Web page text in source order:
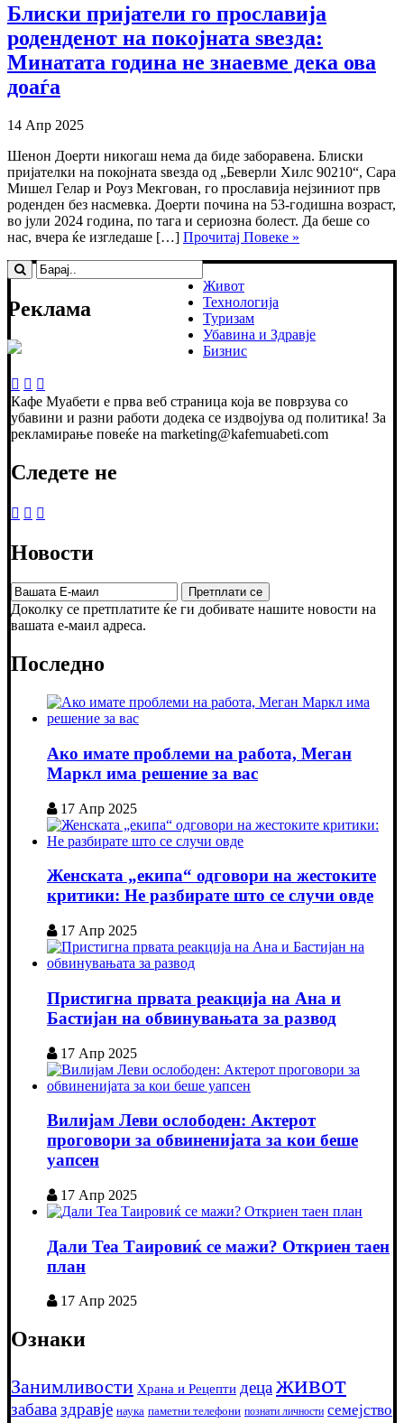
Блиски пријатели го прославија
роденденот на покојната ѕвезда:
Минатата година не знаевме дека ова
доаѓа
14 Апр 2025
Шенон Доерти никогаш нема да биде заборавена. Блиски
пријателки на покојната ѕвезда од „Беверли Хилс 90210“, Сара
Мишел Гелар и Роуз Мекгован, го прославија нејзиниот прв
роденден без насмевка. Доерти почина на 53-годишна возраст,
во јули 2024 година, по тага и сериозна болест. Да беше со
нас, вчера ќе изгледаше […] Прочитај Повеке »
Реклама
Живот
Технологија
Туризам
Убавина и Здравје
Бизнис
Кафе Муабети е прва веб страница која ве поврзува со
убавини и разни работи додека се издвојува од политика! За
рекламирање повеќе на marketing@kafemuabeti.com
Следете не
Новости
Доколку се претплатите ќе ги добивате нашите новости на
вашата е-маил адреса.
Последно
Ако имате проблеми на работа, Меган
Маркл има решение за вас
17 Апр 2025
Женската „екипа“ одговори на жестоките
критики: Не разбирате што се случи овде
17 Апр 2025
Пристигна првата реакција на Ана и
Бастијан на обвинувањата за развод
17 Апр 2025
Вилијам Леви ослободен: Актерот
проговори за обвиненијата за кои беше
уапсен
17 Апр 2025
Дали Теа Таировиќ се мажи? Откриен таен
план
17 Апр 2025
Ознаки
Занимливости Храна и Рецепти децаживот
забаваздравје наука паметни телефони познати личности семејство